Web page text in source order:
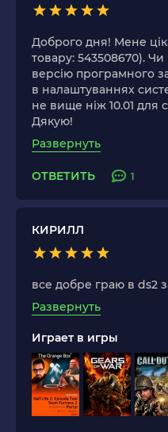
Доброго дня! Мене
товару: 543508670).
версію програмного
в налаштуваннях
не вище ніж 10.01 для
Дякую!
Развернуть
ОТВЕТИТЬ 1
КИРИЛЛ
все добре граю в ds2
Развернуть
Играет в игры